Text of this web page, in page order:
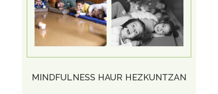
MINDFULNESS HAUR HEZKUNTZAN